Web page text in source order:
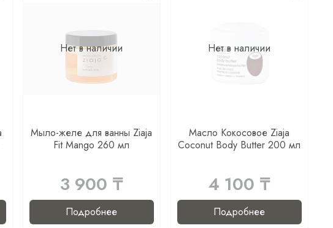
Нет в наличии
Мыло-желе для ванны Ziaja
Fit Mango 260 мл
3 900 ₸
Подробнее
Нет в наличии
Масло Кокосовое Ziaja
Coconut Body Butter 200 мл
4 100 ₸
Подробнее